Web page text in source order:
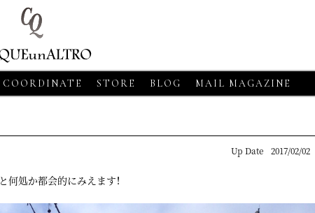
COORDINATE STORE BLOG MAIL MAGAZINE
Up Date 2017/02/02
何処か都会的にみえます！